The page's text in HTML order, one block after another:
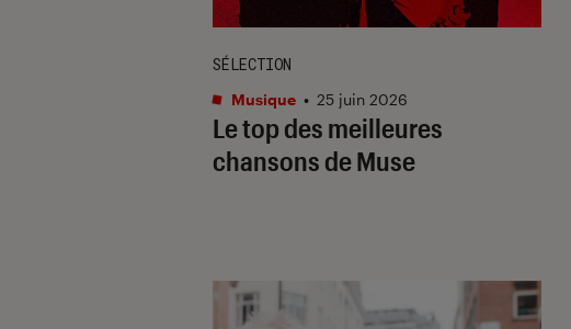
Le top des meilleures
chansons de Muse
SÉLECTION
Musique • 25 juin 2026